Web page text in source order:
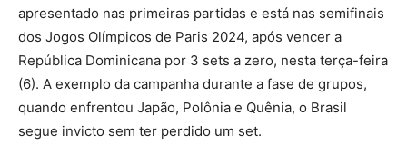
apresentado nas primeiras partidas e está nas semifinais
dos Jogos Olímpicos de Paris 2024, após vencer a
República Dominicana por 3 sets a zero, nesta terça-feira
(6). A exemplo da campanha durante a fase de grupos,
quando enfrentou Japão, Polônia e Quênia, o Brasil
segue invicto sem ter perdido um set.